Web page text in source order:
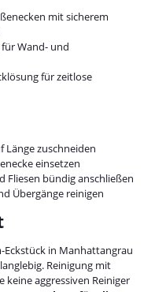
mit sicherem
Wand- und
für zeitlose
Länge zuschneiden
einsetzen
Fliesen bündig anschließen
Übergänge reinigen
in Manhattangrau
Reinigung mit
aggressiven Reiniger